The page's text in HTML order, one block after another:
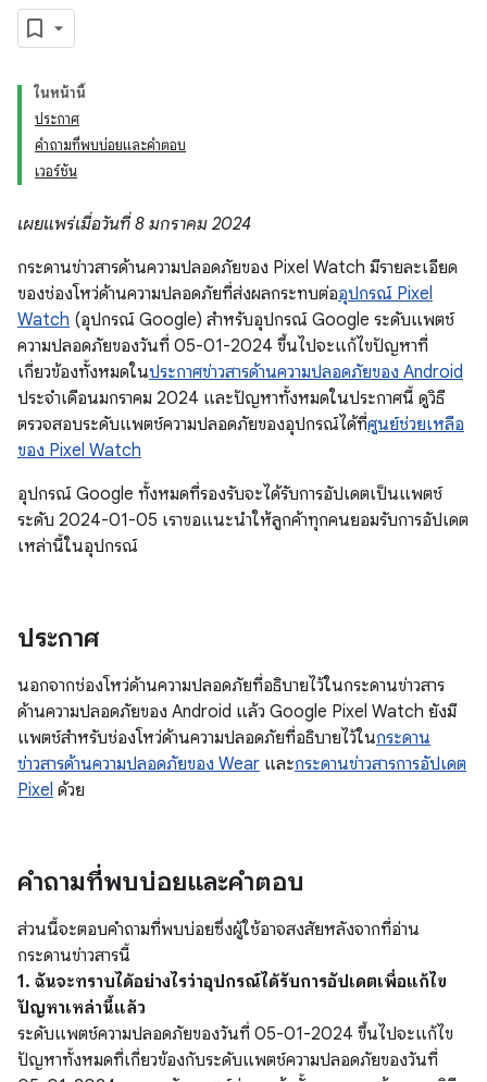
ในหน้านี้
ประกาศ
คำถามที่พบบ่อยและคำตอบ
เวอร์ชัน
เผยแพร่เมื่อวันที่ 8 มกราคม 2024
กระดานข่าวสารด้านความปลอดภัยของ Pixel Watch มีรายละเอียด
ของช่องโหว่ด้านความปลอดภัยที่ส่งผลกระทบต่ออุปกรณ์ Pixel
Watch (อุปกรณ์ Google) สำหรับอุปกรณ์ Google ระดับแพตช์
ความปลอดภัยของวันที่ 05-01-2024 ขึ้นไปจะแก้ไขปัญหาที่
เกี่ยวข้องทั้งหมดในประกาศข่าวสารด้านความปลอดภัยของ Android
ประจำเดือนมกราคม 2024 และปัญหาทั้งหมดในประกาศนี้ ดูวิธี
ตรวจสอบระดับแพตช์ความปลอดภัยของอุปกรณ์ได้ที่ศูนย์ช่วยเหลือ
ของ Pixel Watch
อุปกรณ์ Google ทั้งหมดที่รองรับจะได้รับการอัปเดตเป็นแพตช์
ระดับ 2024-01-05 เราขอแนะนำให้ลูกค้าทุกคนยอมรับการอัปเดต
เหล่านี้ในอุปกรณ์
ประกาศ
นอกจากช่องโหว่ด้านความปลอดภัยที่อธิบายไว้ในกระดานข่าวสาร
ด้านความปลอดภัยของ Android แล้ว Google Pixel Watch ยังมี
แพตช์สำหรับช่องโหว่ด้านความปลอดภัยที่อธิบายไว้ในกระดาน
ข่าวสารด้านความปลอดภัยของ Wear และกระดานข่าวสารการอัปเดต
Pixel ด้วย
คำถามที่พบบ่อยและคำตอบ
ส่วนนี้จะตอบคำถามที่พบบ่อยซึ่งผู้ใช้อาจสงสัยหลังจากที่อ่าน
กระดานข่าวสารนี้
1. ฉันจะทราบได้อย่างไรว่าอุปกรณ์ได้รับการอัปเดตเพื่อแก้ไข
ปัญหาเหล่านี้แล้ว
ระดับแพตช์ความปลอดภัยของวันที่ 05-01-2024 ขึ้นไปจะแก้ไข
ปัญหาทั้งหมดที่เกี่ยวข้องกับระดับแพตช์ความปลอดภัยของวันที่